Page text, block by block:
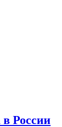
в России